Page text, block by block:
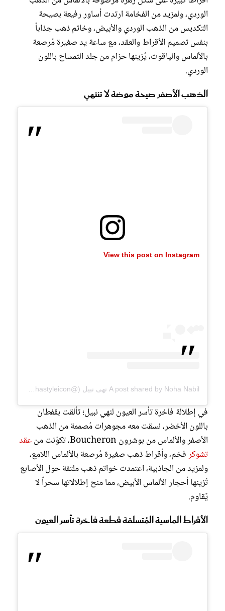
الوردي، ولمزيد من الفخامة ارتدت أساور رفيعة بصيحة
التكديس من الذهب الوردي والأبيض، وخاتم ذهب جذاباً
بنفس تصميم الأقراط والعقد، مع ساعة يد صغيرة مُرصعة
بالألماس والياقوت، يُزينها حزام من جلد التمساح باللون
الوردي.
الذهب الأصفر صيحة موضة لا تنتهي
View this post on Instagram
A post shared by Noha Nabil نهى نبيل (@nohastyleicon)
في إطلالة فاخرة تأسر العيون لنهي نبيل؛ تألقت بقفطان
باللون الأخضر، نسقت معه مجوهرات مُصممة من الذهب
الأصفر والألماس من بوشرون Boucheron، تكوّنت من
عقد
تشوكرفخم، وأقراط ذهب صغيرة مُرصعة بالألماس اللامع،
ولمزيد من الجاذبية، اعتمدت خواتم ذهب ملتفة حول الأصابع
تُزينها أحجار الألماس الأبيض، مما منح إطلالاتها سحراً لا
يٌقاوم.
الأقراط الماسية المُتسلقة قطعة فاخرة تأسر العيون